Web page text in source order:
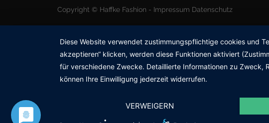
Copyright © Haffke Fashion - Impressum Datenschutz
Diese Website verwendet zustimmungspflichtige cookies und
akzeptieren“ klicken, werden diese Funktionen aktiviert
für verschiedene Zwecke. Detaillierte Informationen zu Zweck,
können Ihre Einwilligung jederzeit widerrufen.
VERWEIGERN